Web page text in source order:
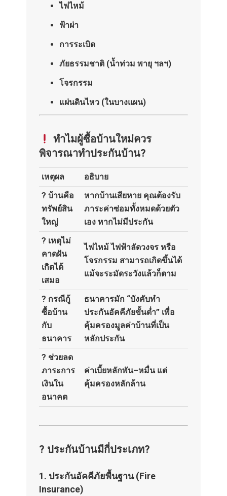
ไฟไหม้
ฟ้าผ่า
การระเบิด
ภัยธรรมชาติ (น้ำท่วม พายุ ฯลฯ)
โจรกรรม
แผ่นดินไหว (ในบางแผน)
ทำไมผู้ซื้อบ้านใหม่ควร
พิจารณาทำประกันบ้าน?
เหตุผล
อธิบาย
?️ บ้านคือ
ทรัพย์สิน
ใหญ่
หากบ้านเสียหาย คุณต้องรับ
ภาระค่าซ่อมทั้งหมดด้วยตัว
เอง หากไม่มีประกัน
? เหตุไม่
คาดฝัน
เกิดได้
เสมอ
ไฟไหม้ ไฟฟ้าลัดวงจร หรือ
โจรกรรม สามารถเกิดขึ้นได้
แม้จะระมัดระวังแล้วก็ตาม
? กรณีกู้
ซื้อบ้าน
กับ
ธนาคาร
ธนาคารมัก “บังคับทำ
ประกันอัคคีภัยขั้นต่ำ” เพื่อ
คุ้มครองมูลค่าบ้านที่เป็น
หลักประกัน
? ช่วยลด
ภาระการ
เงินใน
อนาคต
ค่าเบี้ยหลักพัน–หมื่น แต่
คุ้มครองหลักล้าน
? ประกันบ้านมีกี่ประเภท?
1. ประกันอัคคีภัยพื้นฐาน (Fire
Insurance)